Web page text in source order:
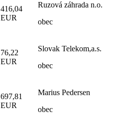
416,04
EUR
Ruzová záhrada n.o.
obec
76,22
EUR
Slovak Telekom,a.s.
obec
697,81
EUR
Marius Pedersen
obec